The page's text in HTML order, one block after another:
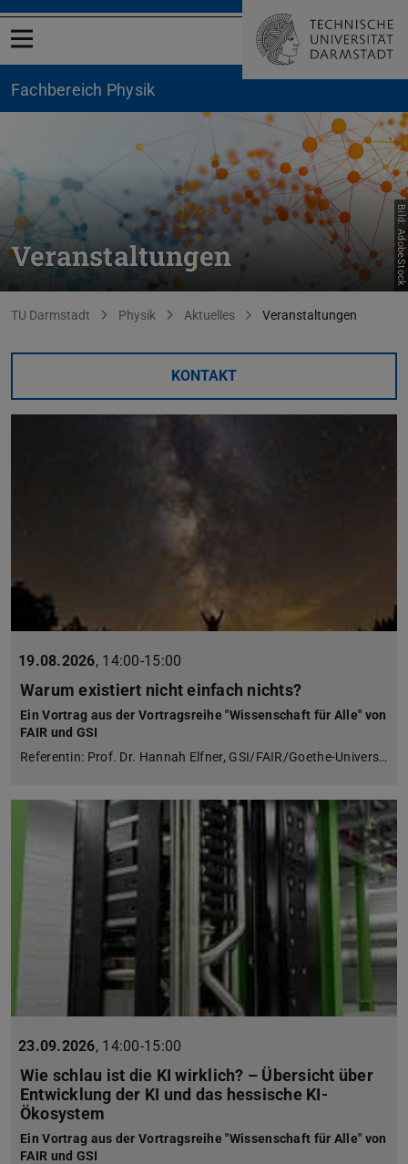
Menü öffnen
Fachbereich Physik
Veranstaltungen Bild: AdobeStock
Sie befinden sich hier:
TU Darmstadt Physik Aktuelles Veranstaltungen
KONTAKT
19.08.2026, 14:00-15:00
Warum existiert nicht einfach nichts?
Ein Vortrag aus der Vortragsreihe "Wissenschaft für Alle" von
FAIR und GSI
Referentin: Prof. Dr. Hannah Elfner, GSI/FAIR/Goethe-Univers…
23.09.2026, 14:00-15:00
Wie schlau ist die KI wirklich? – Übersicht über
Entwicklung der KI und das hessische KI-
Ökosystem
Ein Vortrag aus der Vortragsreihe "Wissenschaft für Alle" von
FAIR und GSI